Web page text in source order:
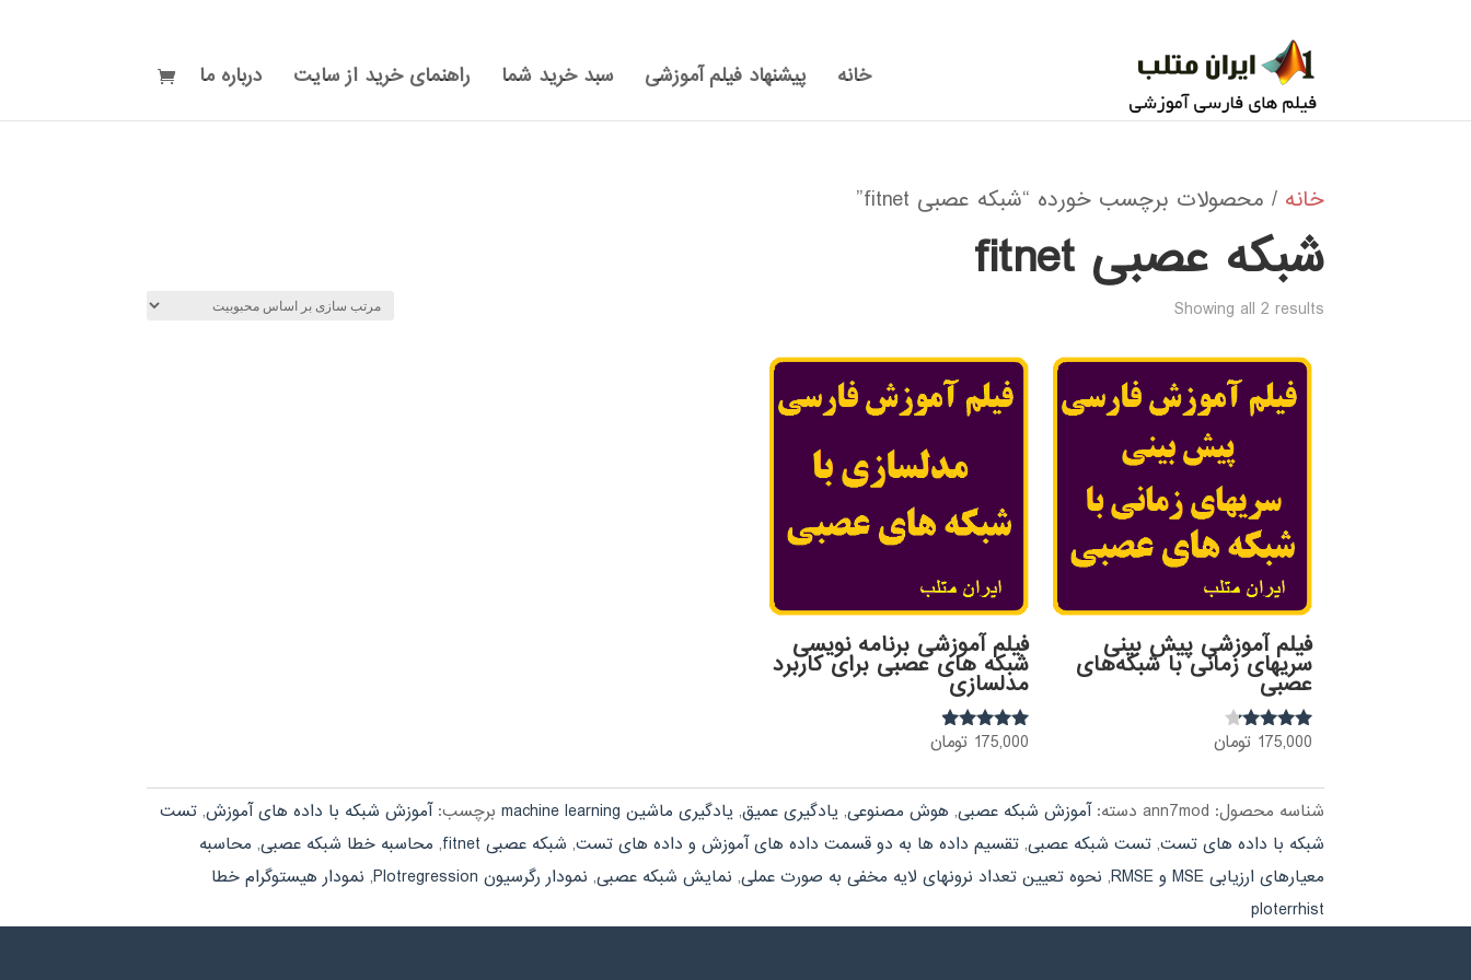
خانه پیشنهاد فیلم آموزشی سبد خرید شما راهنمای خرید از سایت درباره ما
خانه / محصولات برچسب خورده “شبکه عصبی fitnet”
شبکه عصبی fitnet
Showing all 2 results
Sorted
popularity
فیلم آموزشی پیش بینی
سریهای زمانی با شبکه‌های
عصبی
نمره
175,000 تومان
فیلم آموزشی برنامه نویسی
شبکه های عصبی برای کاربرد
مدلسازی
نمره
175,000 تومان
شناسه محصول: ann7mod دسته:آموزش شبکه عصبی, هوش مصنوعی, یادگیری عمیق, یادگیری ماشین machine learning برچسب:آموزش شبکه با داده های آموزش,تست
شبکه با داده های تست,تست شبکه عصبی,تقسیم داده ها به دو قسمت داده های آموزش و داده های تست, شبکه عصبی fitnet , محاسبه خطا شبکه عصبی, محاسبه
معیارهای ارزیابی MSE و RMSE
, نحوه تعیین تعداد نرونهای لایه مخفی به صورت عملی, نمایش شبکه عصبی, نمودار رگرسیون Plotregression , نمودار هیستوگرام خطا
ploterrhist